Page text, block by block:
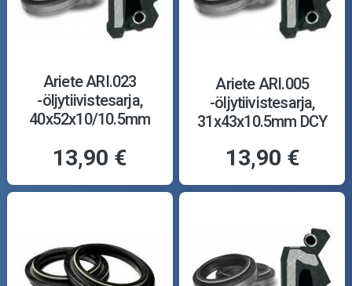
Ariete ARI.023
-öljytiivistesarja,
40x52x10/10.5mm
13,90 €
Ariete ARI.005
-öljytiivistesarja,
31x43x10.5mm DCY
13,90 €